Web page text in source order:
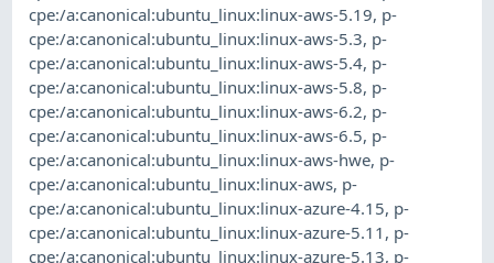
cpe:/a:canonical:ubuntu_linux:linux-aws-5.19, p-
cpe:/a:canonical:ubuntu_linux:linux-aws-5.3, p-
cpe:/a:canonical:ubuntu_linux:linux-aws-5.4, p-
cpe:/a:canonical:ubuntu_linux:linux-aws-5.8, p-
cpe:/a:canonical:ubuntu_linux:linux-aws-6.2, p-
cpe:/a:canonical:ubuntu_linux:linux-aws-6.5, p-
cpe:/a:canonical:ubuntu_linux:linux-aws-hwe, p-
cpe:/a:canonical:ubuntu_linux:linux-aws, p-
cpe:/a:canonical:ubuntu_linux:linux-azure-4.15, p-
cpe:/a:canonical:ubuntu_linux:linux-azure-5.11 , p-
cpe:/a:canonical:ubuntu_linux:linux-azure-5.13, p-